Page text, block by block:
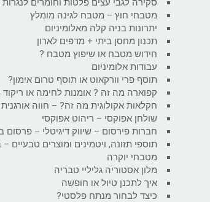
סקירה לגבי עצים פלטות וחומרים לנגרות
מטבחי חוץ – מטבח לגינה מומלץ
יתרונות בניה קלה מאלומיניום
תכנון מחסן ביתי + מדפים לארון
חידוש מטבח או שיפוץ מטבח ?
עבודות אלומיניום
תוסף פרי וורקאוט או תוסף טרום אימון?
קפוארה מה זה ? אומנות לחימה או ריקוד
חקלאות אקולוגית מה זה? – חווה
שולחן אפוקסי – ריהוט אפוקסי
חברות פירסום – שיווק דיגיטלי – פרסום
תוספי תזונה, ויטמינים ומוצרים טבעיים
מטבחי יוקרה
מלון אסטוריה גליליי טבריה
איך לתכנן טיול או חופשה
כיצד לבחור מנתח פלסטי?